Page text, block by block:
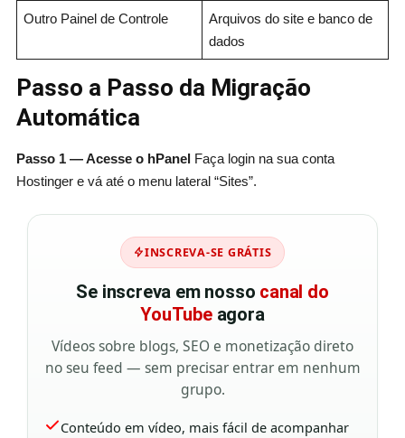
Outro Painel de Controle
Arquivos do site e banco de
dados
Passo a Passo da Migração
Automática
Passo 1 — Acesse o hPanelFaça login na sua conta
Hostinger e vá até o menu lateral “Sites”.
INSCREVA-SE GRÁTIS
Se inscreva em nosso canal do
YouTubeagora
Vídeos sobre blogs, SEO e monetização direto
no seu feed — sem precisar entrar em nenhum
grupo.
Conteúdo em vídeo, mais fácil de acompanhar